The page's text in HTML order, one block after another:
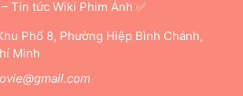
Tin tức Wiki Phim Ảnh ✅
Phố 8, Phường Hiệp Bình Chánh,
Minh